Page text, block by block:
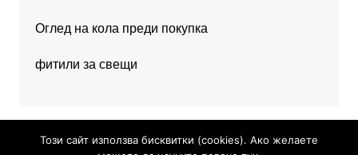
Оглед на кола преди покупка
фитили за свещи
Този сайт използва бисквитки (cookies). Ако желаете